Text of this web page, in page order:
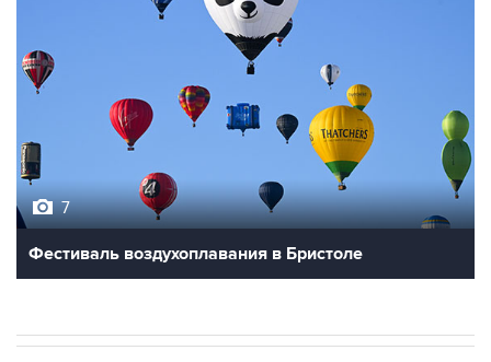
7
Фестиваль воздухоплавания в Бристоле